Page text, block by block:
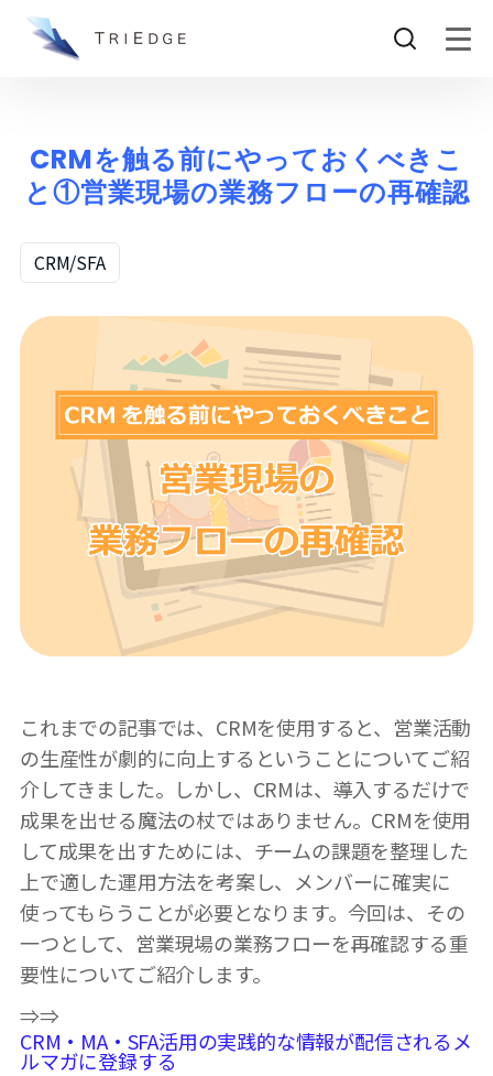
CRMを触る前にやっておくべきこ
と①営業現場の業務フローの再確認
CRM/SFA
これまでの記事では、CRMを使用すると、営業活動
の生産性が劇的に向上するということについてご紹
介してきました。しかし、CRMは、導入するだけで
成果を出せる魔法の杖ではありません。CRMを使用
して成果を出すためには、チームの課題を整理した
上で適した運用方法を考案し、メンバーに確実に
使ってもらうことが必要となります。今回は、その
一つとして、営業現場の業務フローを再確認する重
要性についてご紹介します。
⇒⇒
CRM・MA・SFA活用の実践的な情報が配信されるメ
ルマガに登録する